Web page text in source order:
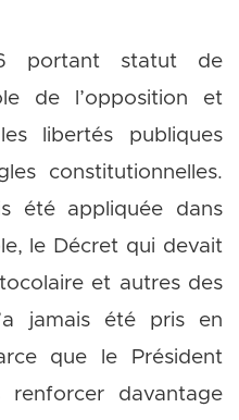
portant statut de
de l’opposition et
libertés publiques
constitutionnelles.
été appliquée dans
le Décret qui devait
et autres des
jamais été pris en
que le Président
davantage